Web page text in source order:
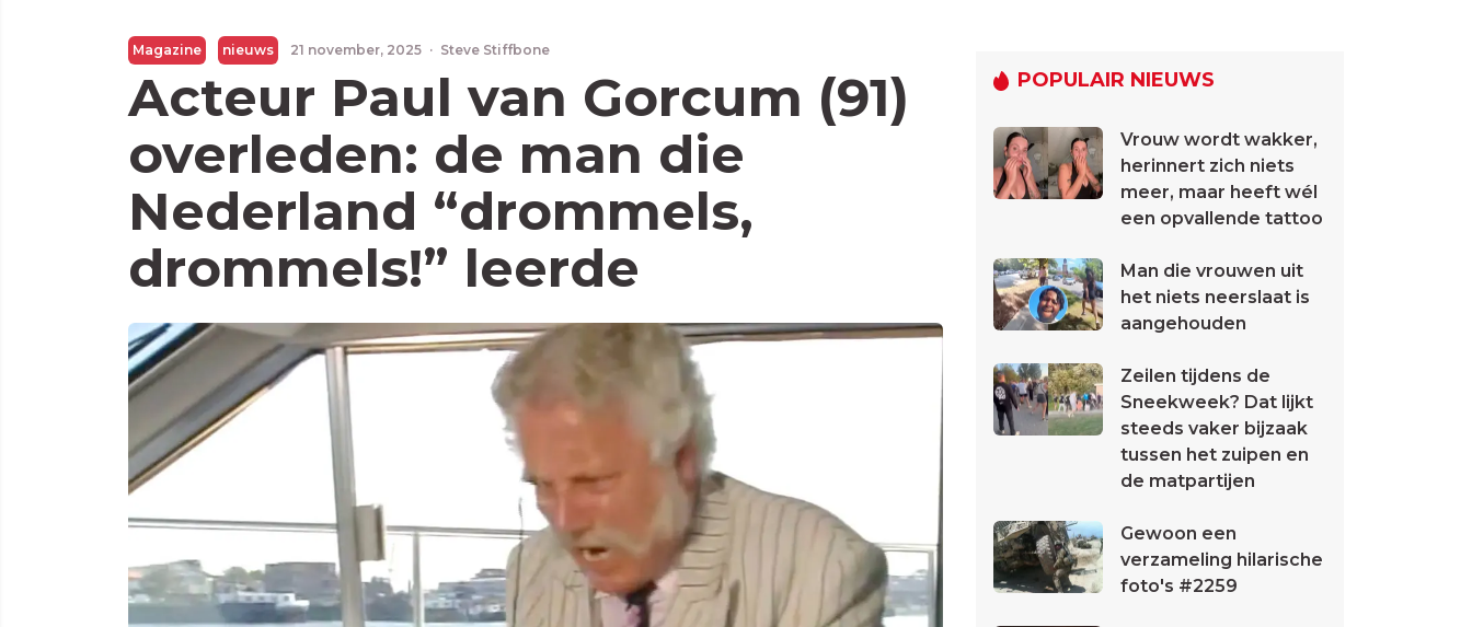
Magazine nieuws 21 november, 2025 · Steve Stiffbone
Acteur Paul van Gorcum (91)
overleden: de man die
Nederland “drommels,
drommels!” leerde
POPULAIR NIEUWS
Vrouw wordt wakker,
herinnert zich niets
meer, maar heeft wél
een opvallende tattoo
Man die vrouwen uit
het niets neerslaat is
aangehouden
Zeilen tijdens de
Sneekweek? Dat lijkt
steeds vaker bijzaak
tussen het zuipen en
de matpartijen
Gewoon een
verzameling hilarische
foto's #2259